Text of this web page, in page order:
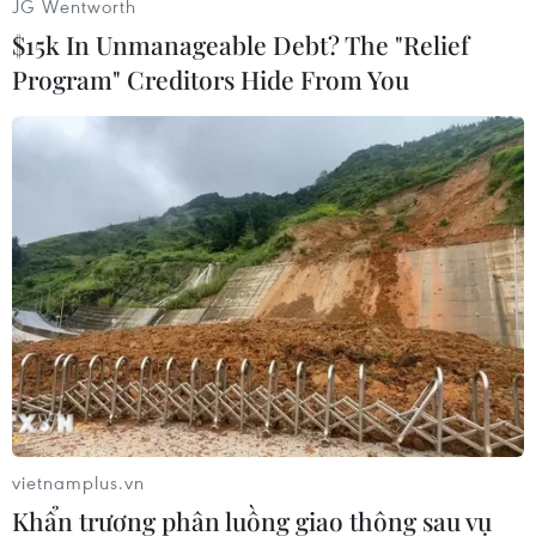
năm sau nhằm bảo đảm thực hiện đầy đủ mọi
thủ tục cần thiếtđể ổn định kinh tế./.
(TTXVN/Vietnam+)
JG Wentworth
$15k In Unmanageable Debt? The "Relief
Program" Creditors Hide From You
vietnamplus.vn
Khẩn trương phân luồng giao thông sau vụ